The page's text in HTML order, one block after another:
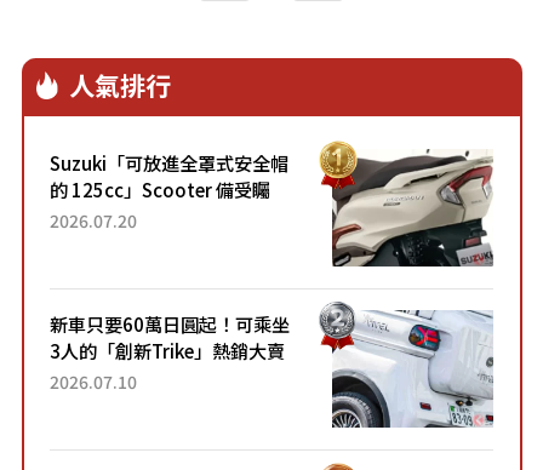
人氣排行
Suzuki「可放進全罩式安全帽
的 125cc」Scooter 備受矚
目！採用全新流線設計與各項
2026.07.20
新車只要60萬日圓起！可乘坐
3人的「創新Trike」熱銷大賣
成為人氣車款！「養車成本真
2026.07.10